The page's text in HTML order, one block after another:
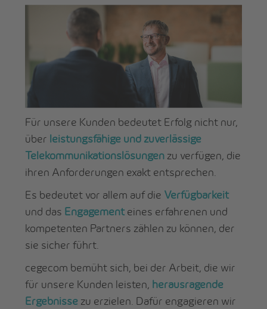
Für unsere Kunden bedeutet Erfolg nicht nur,
über leistungsfähige und zuverlässige
Telekommunikationslösungen zu verfügen, die
ihren Anforderungen exakt entsprechen.
Es bedeutet vor allem auf die Verfügbarkeit
und das Engagement eines erfahrenen und
kompetenten Partners zählen zu können, der
sie sicher führt.
cegecom bemüht sich, bei der Arbeit, die wir
für unsere Kunden leisten, herausragende
Ergebnisse zu erzielen. Dafür engagieren wir